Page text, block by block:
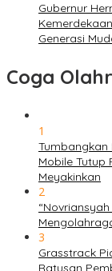
Gubernur
Generasi
Coga
1
Tumbangkan
Mobile Tutup
Meyakinkan
2
3
Grasstrack
Ratusan